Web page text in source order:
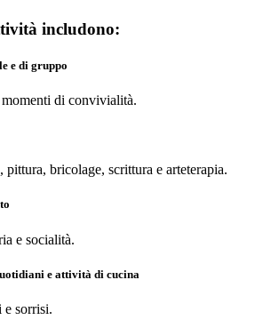
includono:
e di gruppo
di convivialità.
pittura, bricolage, scrittura e arteterapia.
e socialità.
e attività di cucina
e sorrisi.